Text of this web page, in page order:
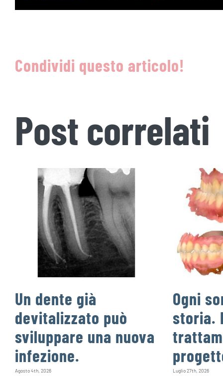
Condividi questo articolo!
Post correlati
Un dente già
devitalizzato può
sviluppare una nuova
infezione.
Agosto 4th, 2026
Ogni
storia.
Luglio 27th, 2026